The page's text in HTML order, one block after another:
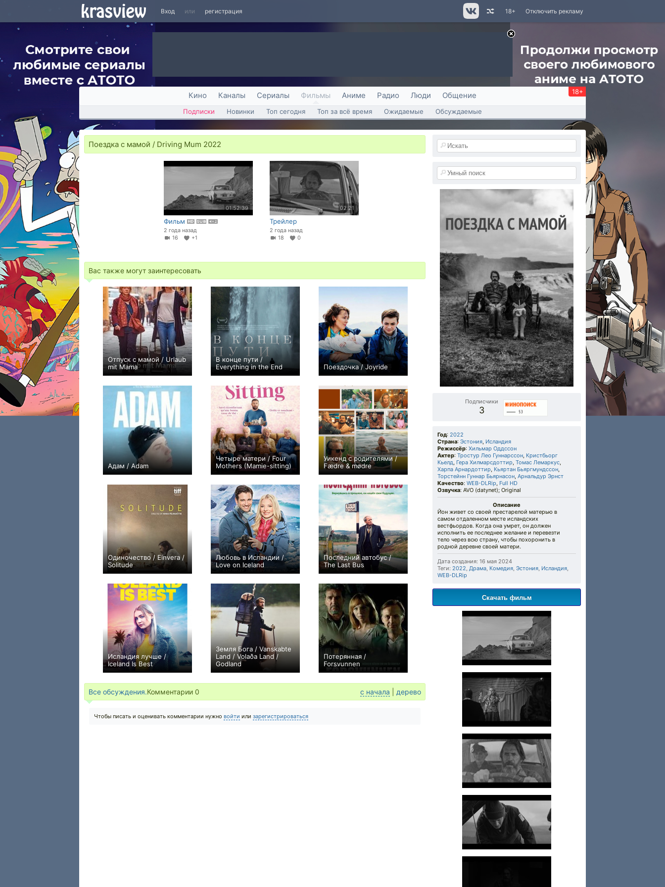
Вход или регистрация Отключить рекламу
18+
Кино Каналы Сериалы Фильмы Аниме Радио Люди Общение 18+
Подписки Новинки Топ сегодня Топ за всё время Ожидаемые Обсуждаемые
Поездка с мамой / Driving Mum 2022
01:52:39
Фильм
2 года назад
16
+1
02:21
Трейлер
2 года назад
18
0
Вас также могут заинтересовать
Отпуск с мамой / Urlaub
mit Mama
0
В конце пути /
Everything in the End
+1
Поездочка / Joyride
0
Адам / Adam
0
Четыре матери / Four
Mothers (Mamie-sitting)
0
Уикенд с родителями /
Fædre & mødre
0
Одиночество / Einvera /
Solitude
0
Любовь в Исландии /
Love on Iceland
0
Последний автобус /
The Last Bus
+2
Исландия лучше /
Iceland Is Best
0
Земля Бога / Vanskabte
Land / Volaða Land /
Godland
0
Потерянная /
Forsvunnen
0
Все обсуждения.Комментарии 0 с начала дерево
Чтобы писать и оценивать комментарии нужно войти или зарегистрироваться
Подписчики
3
Год: 2022
Страна: Эстония, Исландия
Режиссёр: Хильмар Оддссон
Актер: Тростур Лео Гуннарссон, Кристбьорг
Кьелд, Гера Хилмарсдоттир, Томас Лемаркус,
Харпа Арнардоттир, Кьяртан Бьяргмундссон,
Торстейнн Гуннар Бьярнасон, Арнальдур Эрнст
Качество: WEB-DLRip, Full HD
Озвучка: AVO (datynet); Original
Описание
Йон живет со своей престарелой матерью в
самом отдаленном месте исландских
вестфьордов. Когда она умрет, он должен
исполнить ее последнее желание и перевезти
тело через всю страну, чтобы похоронить в
родной деревне своей матери.
Дата создания: 16 мая 2024
Теги: 2022, Драма, Комедия, Эстония, Исландия,
WEB-DLRip
Скачать фильм